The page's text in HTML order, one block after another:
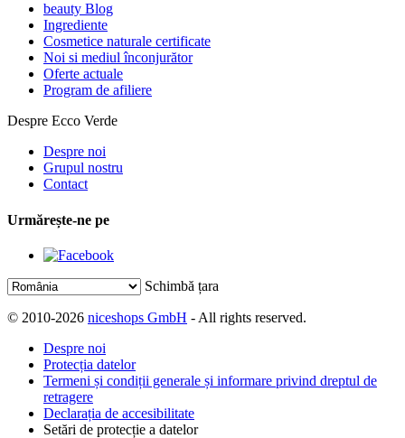
beauty Blog
Ingrediente
Cosmetice naturale certificate
Noi si mediul înconjurător
Oferte actuale
Program de afiliere
Despre Ecco Verde
Despre noi
Grupul nostru
Contact
Urmărește-ne pe
Schimbă țara
© 2010-2026 niceshops GmbH - All rights reserved.
Despre noi
Protecția datelor
Termeni și condiții generale și informare privind dreptul de
retragere
Declarația de accesibilitate
Setări de protecție a datelor